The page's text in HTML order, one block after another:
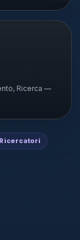
Ricerca —
Ricercatori